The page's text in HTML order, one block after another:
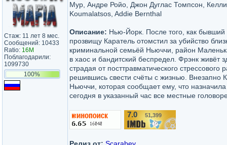
Стаж: 11 лет 8 мес.
Сообщений: 10433
Ratio: 16M
Поблагодарили:
1099730
100%
Мур, Андре Ройо, Джон Дуглас Томпсон,
Koumalatsos, Addie Bernthal
Описание: Нью-Йорк. После того, как
прозвищу Каратель отомстил за убийство
криминальной семьёй Ньюччи, район
в хаос и бандитский беспредел. Фрэнк живёт
страдая от посттравматического стрессового
решившись свести счёты с жизнью. Внезапно
Ньюччи, которая сообщает ему, что назначила
сегодня в указанный час все местные
7.0 51,399